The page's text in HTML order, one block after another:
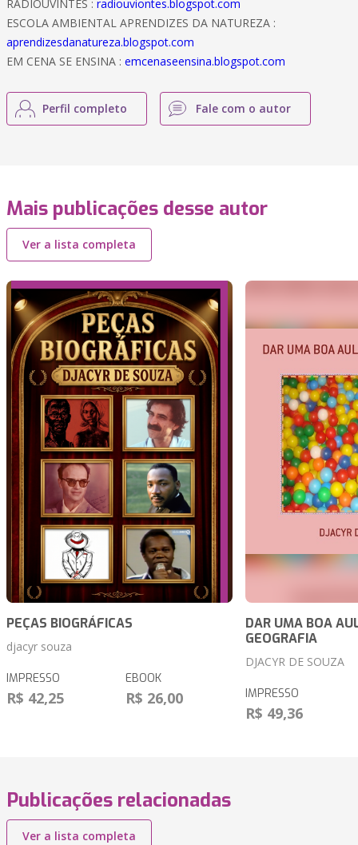
RADIOUVINTES : radiouviontes.blogspot.com
ESCOLA AMBIENTAL APRENDIZES DA NATUREZA :
aprendizesdanatureza.blogspot.com
EM CENA SE ENSINA : emcenaseensina.blogspot.com
Perfil completo Fale com o autor
Mais publicações desse autor
Ver a lista completa
PEÇAS BIOGRÁFICAS
djacyr souza
IMPRESSO
R$ 42,25
EBOOK
R$ 26,00
DAR UMA BOA
GEOGRAFIA
DJACYR DE SOUZA
IMPRESSO
R$ 49,36
Publicações relacionadas
Ver a lista completa